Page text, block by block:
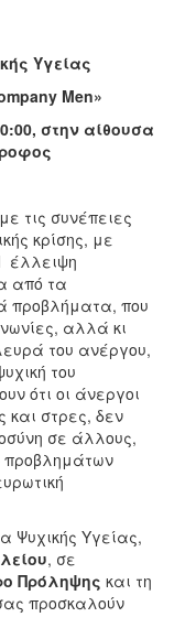
Υγείας
Men»
στην αίθουσα
τις συνέπειες
κρίσης, με
έλλειψη
από τα
προβλήματα, που
αλλά κι
του ανέργου,
του
ότι οι άνεργοι
στρες, δεν
σε άλλους,
προβλημάτων
Υγείας,
, σε
Πρόληψης και τη
προσκαλούν